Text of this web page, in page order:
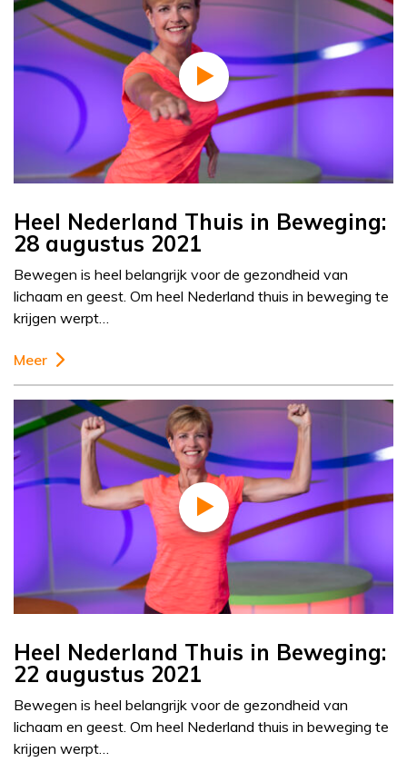
Heel Nederland Thuis in Beweging:
28 augustus 2021
Bewegen is heel belangrijk voor de gezondheid van
lichaam en geest. Om heel Nederland thuis in beweging te
krijgen werpt…
Meer
Heel Nederland Thuis in Beweging:
22 augustus 2021
Bewegen is heel belangrijk voor de gezondheid van
lichaam en geest. Om heel Nederland thuis in beweging te
krijgen werpt…